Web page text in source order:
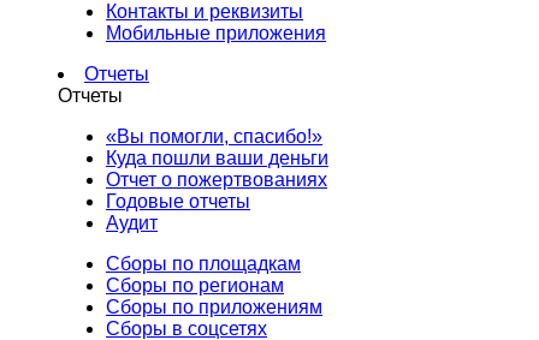
Контакты и реквизиты
Мобильные приложения
Отчеты
Отчеты
«Вы помогли, спасибо!»
Куда пошли ваши деньги
Отчет о пожертвованиях
Годовые отчеты
Аудит
Сборы по площадкам
Сборы по регионам
Сборы по приложениям
Сборы в соцсетях